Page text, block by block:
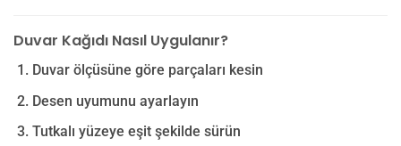
Duvar Kağıdı Nasıl Uygulanır?
Duvar ölçüsüne göre parçaları kesin
Desen uyumunu ayarlayın
Tutkalı yüzeye eşit şekilde sürün